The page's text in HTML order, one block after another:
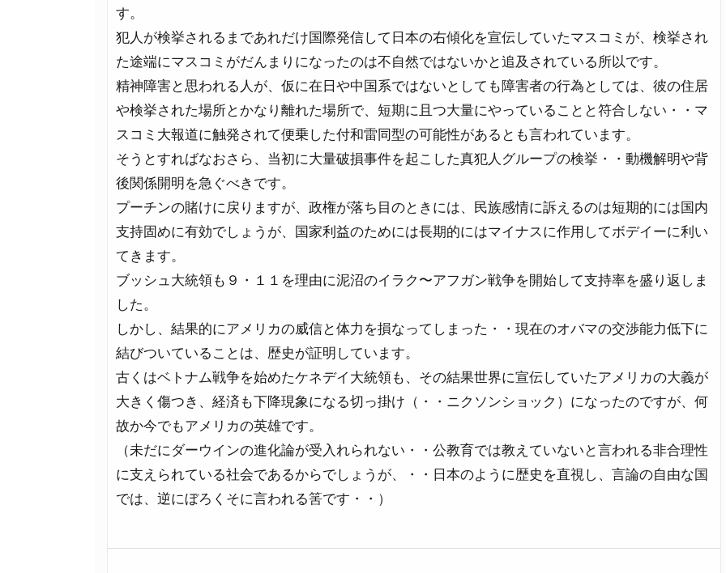
す。
犯人が検挙されるまであれだけ国際発信して日本の右傾化を宣伝していたマスコミが、検挙され
た途端にマスコミがだんまりになったのは不自然ではないかと追及されている所以です。
精神障害と思われる人が、仮に在日や中国系ではないとしても障害者の行為としては、彼の住居
や検挙された場所とかなり離れた場所で、短期に且つ大量にやっていることと符合しない・・マ
スコミ大報道に触発されて便乗した付和雷同型の可能性があるとも言われています。
そうとすればなおさら、当初に大量破損事件を起こした真犯人グループの検挙・・動機解明や背
後関係開明を急ぐべきです。
プーチンの賭けに戻りますが、政権が落ち目のときには、民族感情に訴えるのは短期的には国内
支持固めに有効でしょうが、国家利益のためには長期的にはマイナスに作用してボデイーに利い
てきます。
ブッシュ大統領も９・１１を理由に泥沼のイラク〜アフガン戦争を開始して支持率を盛り返しま
した。
しかし、結果的にアメリカの威信と体力を損なってしまった・・現在のオバマの交渉能力低下に
結びついていることは、歴史が証明しています。
古くはベトナム戦争を始めたケネデイ大統領も、その結果世界に宣伝していたアメリカの大義が
大きく傷つき、経済も下降現象になる切っ掛け（・・ニクソンショック）になったのですが、何
故か今でもアメリカの英雄です。
（未だにダーウインの進化論が受入れられない・・公教育では教えていないと言われる非合理性
に支えられている社会であるからでしょうが、・・日本のように歴史を直視し、言論の自由な国
では、逆にぼろくそに言われる筈です・・）